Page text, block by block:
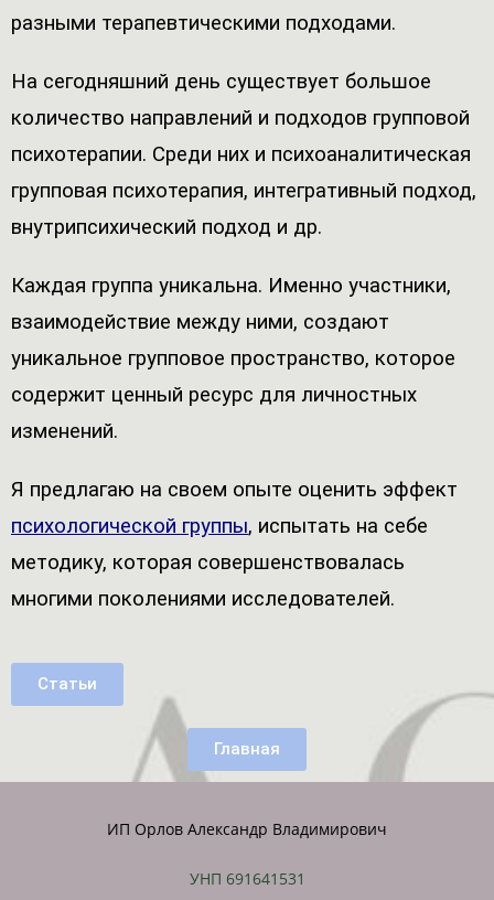
разными терапевтическими подходами.
На сегодняшний день существует большое
количество направлений и подходов групповой
психотерапии. Среди них и психоаналитическая
групповая психотерапия, интегративный подход,
внутрипсихический подход и др.
Каждая группа уникальна. Именно участники,
взаимодействие между ними, создают
уникальное групповое пространство, которое
содержит ценный ресурс для личностных
изменений.
Я предлагаю на своем опыте оценить эффект
психологической группы, испытать на себе
методику, которая совершенствовалась
многими поколениями исследователей.
Статьи
Главная
ИП Орлов Александр Владимирович
УНП 691641531